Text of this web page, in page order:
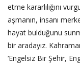
etme kararlılığını
aşmanın, insanı
hayat bulduğunu
bir aradayız.
‘Engelsiz Bir Şehir,